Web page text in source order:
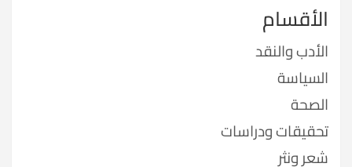
الأقسام
الأدب والنقد
السياسة
الصحة
تحقيقات ودراسات
شعر ونثر